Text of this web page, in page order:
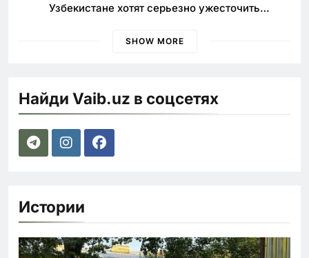
Узбекистане хотят серьезно ужесточить
SHOW MORE
Найди Vaib.uz в соцсетях
Истории